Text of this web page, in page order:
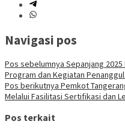
Navigasi pos
Pos sebelumnya Sepanjang 2025
Program dan Kegiatan
Pos berikutnya Pemkot
Melalui Fasilitasi Sertifikasi dan
Pos terkait